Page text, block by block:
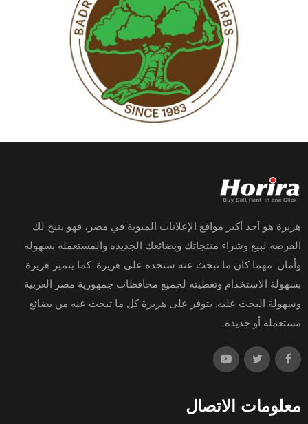
هريرة هو أحد أكبر مواقع الإعلانات المبوبة في مصر، فهو يتيح لك
الفرصة لبيع وشراء منتجاتك وبضائعك الجديدة والمستعملة بسهولة
وأمان. مهما كان ما تبحث عنه ستجده على هريرة. كما يتميز هريرة
بسهولة الاستخدام وتغطيته لجميع محافظات جمهورية مصر العربية
وسهولة البحث عليه. يتوفر على هريرة كل ما تبحث عنه من بضائع
مستعملة أو جديدة.
معلومات الاتصال